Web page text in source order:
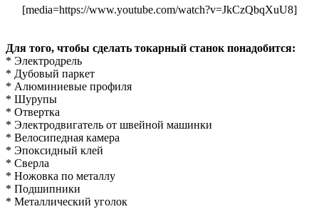
[media=https://www.youtube.com/watch?v=JkCzQbqXuU8]
Для того, чтобы сделать токарный станок понадобится:
* Электродрель
* Дубовый паркет
* Алюминиевые профиля
* Шурупы
* Отвертка
* Электродвигатель от швейной машинки
* Велосипедная камера
* Эпоксидный клей
* Сверла
* Ножовка по металлу
* Подшипники
* Металлический уголок